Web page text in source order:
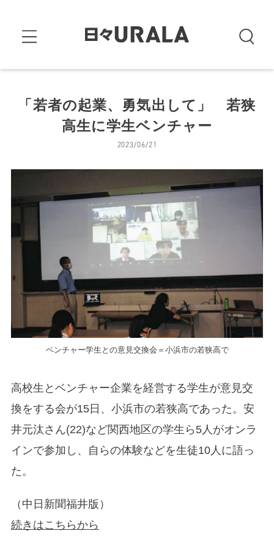
「若者の起業、勇気出して」 若狭
高生に学生ベンチャー
2023/06/21
ベンチャー学生との意見交換会＝小浜市の若狭高で
高校生とベンチャー企業を経営する学生が意見交
換をする会が15日、小浜市の若狭高であった。安
井元汰さん(22)など関西地区の学生ら5人がオンラ
インで参加し、自らの体験などを生徒10人に語っ
た。
（中日新聞福井版）
続きはこちらから